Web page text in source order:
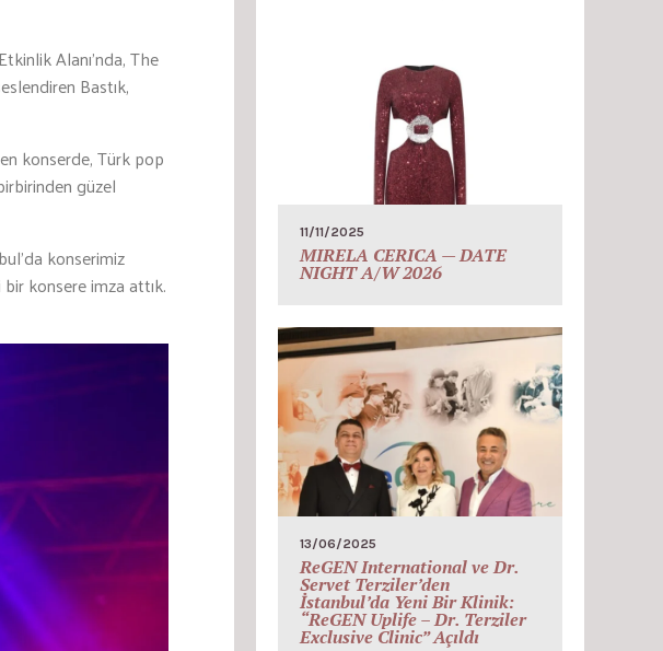
Alanı’nda, The
Bastık,
konserde, Türk pop
güzel
konserimiz
konsere imza attık.
11/11/2025
MIRELA CERICA — DATE
NIGHT A/W 2026
13/06/2025
ReGEN International ve Dr.
Servet Terziler’den
İstanbul’da Yeni Bir Klinik:
“ReGEN Uplife – Dr. Terziler
Exclusive Clinic” Açıldı